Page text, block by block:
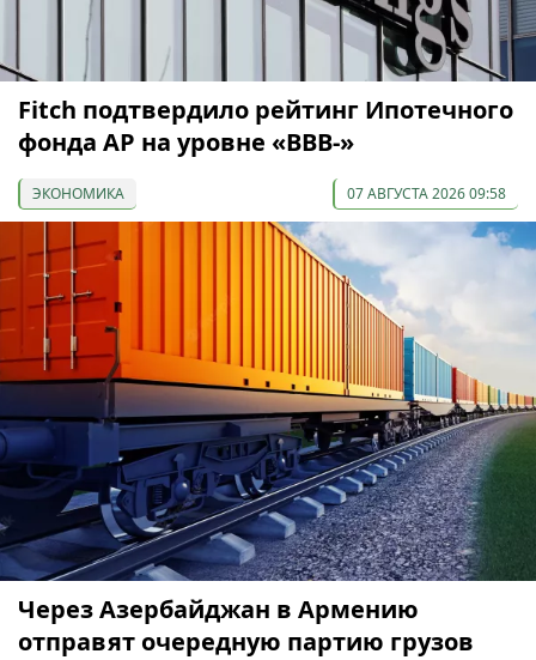
Fitch подтвердило рейтинг Ипотечного
фонда АР на уровне «BBB-»
ЭКОНОМИКА 07 АВГУСТА 2026 09:58
Через Азербайджан в Армению
отправят очередную партию грузов